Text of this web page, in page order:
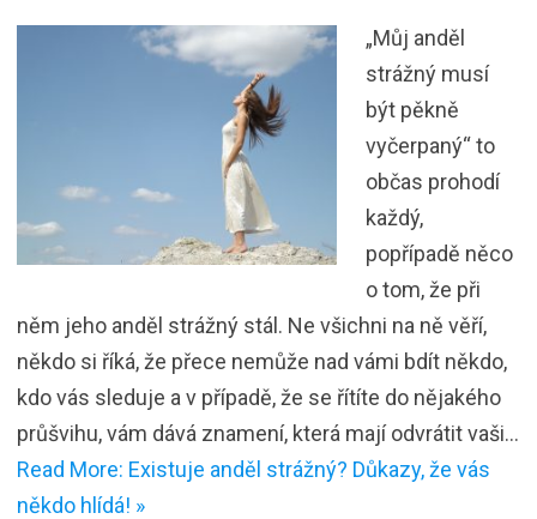
„Můj anděl
strážný musí
být pěkně
vyčerpaný“ to
občas prohodí
každý,
popřípadě něco
o tom, že při
něm jeho anděl strážný stál. Ne všichni na ně věří,
někdo si říká, že přece nemůže nad vámi bdít někdo,
kdo vás sleduje a v případě, že se řítíte do nějakého
průšvihu, vám dává znamení, která mají odvrátit vaši…
Read More: Existuje anděl strážný? Důkazy, že vás
někdo hlídá! »